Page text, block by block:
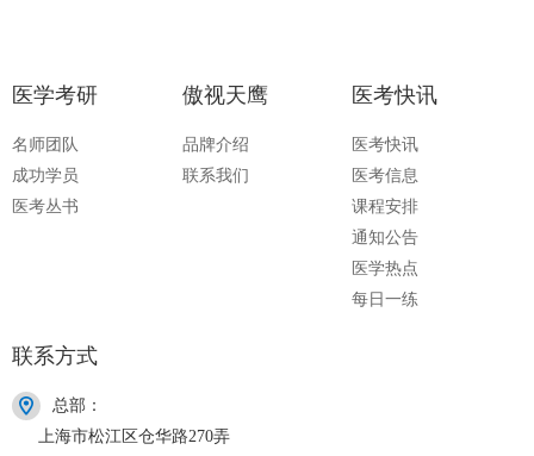
医学考研
名师团队
成功学员
医考丛书
傲视天鹰
品牌介绍
联系我们
医考快讯
医考快讯
医考信息
课程安排
通知公告
医学热点
每日一练
联系方式
总部：
上海市松江区仓华路270弄